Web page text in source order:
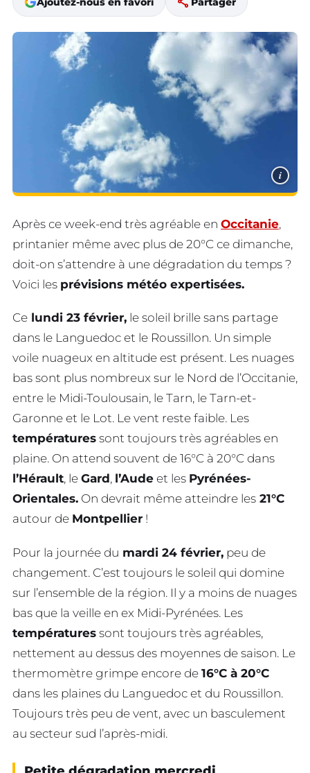
i
Après ce week-end très agréable en Occitanie,
printanier même avec plus de 20°C ce dimanche,
doit-on s’attendre à une dégradation du temps ?
Voici les prévisions météo expertisées.
Ce lundi 23 février, le soleil brille sans partage
dans le Languedoc et le Roussillon. Un simple
voile nuageux en altitude est présent. Les nuages
bas sont plus nombreux sur le Nord de l’Occitanie,
entre le Midi-Toulousain, le Tarn, le Tarn-et-
Garonne et le Lot. Le vent reste faible. Les
températures sont toujours très agréables en
plaine. On attend souvent de 16°C à 20°C dans
l’Hérault, le Gard, l’Aude et les Pyrénées-
Orientales. On devrait même atteindre les 21°C
autour de Montpellier !
Pour la journée du mardi 24 février, peu de
changement. C’est toujours le soleil qui domine
sur l’ensemble de la région. Il y a moins de nuages
bas que la veille en ex Midi-Pyrénées. Les
températures sont toujours très agréables,
nettement au dessus des moyennes de saison. Le
thermomètre grimpe encore de 16°C à 20°C
dans les plaines du Languedoc et du Roussillon.
Toujours très peu de vent, avec un basculement
au secteur sud l’après-midi.